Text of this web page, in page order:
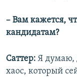
– Вам кажется,
кандидатам?
Саттер: Я думаю,
хаос, который